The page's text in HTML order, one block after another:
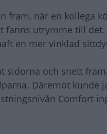
fram, när en kollega
fanns utrymme till
en mer vinklad
sidorna och snett
Däremot kunde
Comfort